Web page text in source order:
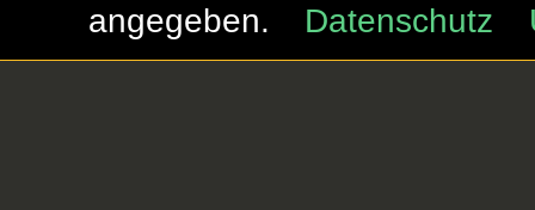
angegeben.
Datenschutz